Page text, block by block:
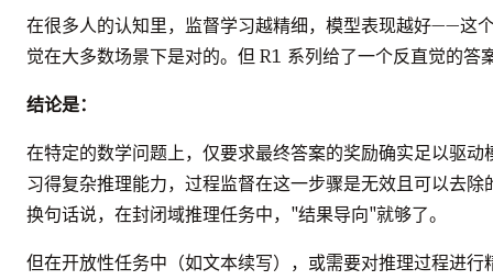
在很多人的认知里，监督学习越精细，模型表现越好——这
觉在大多数场景下是对的。但 R1 系列给了一个反直觉的答
结论是：
在特定的数学问题上，仅要求最终答案的奖励确实足以驱动
习得复杂推理能力，过程监督在这一步骤是无效且可以去除
换句话说，在封闭域推理任务中，"结果导向"就够了。
但在开放性任务中（如文本续写），或需要对推理过程进行